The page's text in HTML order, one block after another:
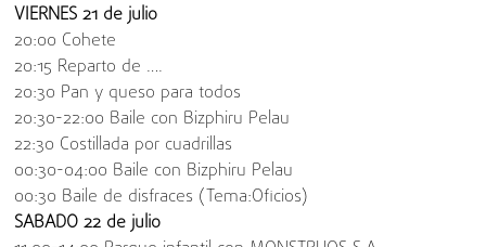
VIERNES 21 de julio
20:00 Cohete
20:15 Reparto de ….
20:30 Pan y queso para todos
20:30-22:00 Baile con Bizphiru Pelau
22:30 Costillada por cuadrillas
00:30-04:00 Baile con Bizphiru Pelau
00:30 Baile de disfraces (Tema:Oficios)
SABADO 22 de julio